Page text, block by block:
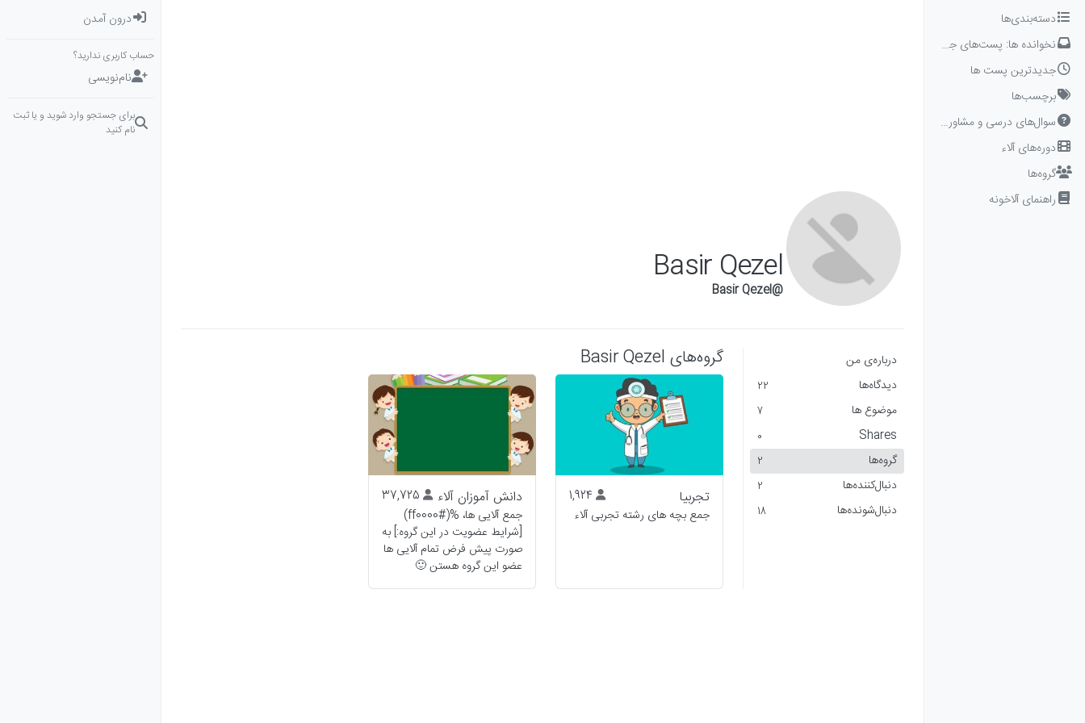
Skip to content
دسته‌بندی‌ها
نخوانده ها: پست‌های جدید برای شما
جدیدترین پست ها
برچسب‌ها
سوال‌های درسی و مشاوره‌ای
دوره‌های آلاء
گروه‌ها
راهنمای آلاخونه
Basir Qezel
@Basir Qezel
درباره‌‌ی من
دیدگاه‌ها
22
موضوع ها 7
Shares
0
گروه‌ها 2
دنبال‌کننده‌ها 2
دنبال‌شونده‌ها 18
گروه‌های Basir Qezel
تجربیا
جمع بچه های رشته تجربی آلاء
دانش آموزان آلاء
جمع آلایی ها، %(#ff0000)
[شرایط عضویت در این گروه:] به
صورت پیش فرض تمام آلایی ها
عضو این گروه هستن 🙂
درون آمدن
حساب کاربری ندارید؟
نام‌نویسی
برای جستجو وارد شوید و یا ثبت
نام کنید